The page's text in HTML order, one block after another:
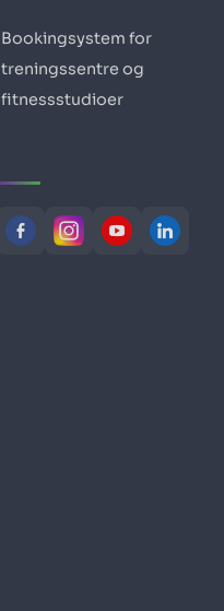
Bookingsystem for
treningssentre og
fitnessstudioer